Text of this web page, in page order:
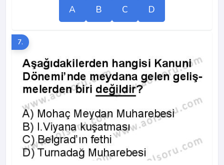
A B C D
7.